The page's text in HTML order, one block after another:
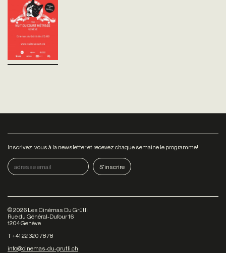
20:00 - PREMIERE ET SWISS
SHORTSLe nouveau cinéma
Inscrivez-vous à la newsletter et recevez chaque semaine le programme!
©2026 Les Cinémas Du Grütli
Rue du Général-Dufour 16
1204 Genève
T +41 22 320 78 78
info@cinemas-du-grutli.ch